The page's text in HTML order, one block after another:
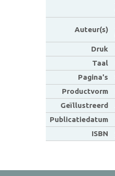
Auteur(s)
Druk
Taal
Pagina's
Productvorm
Geïllustreerd
Publicatiedatum
ISBN